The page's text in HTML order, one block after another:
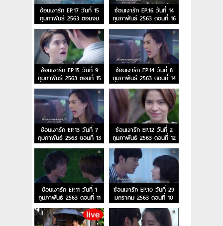
ซ่อนเงารัก EP.17 วันที่ 15
กุมภาพันธ์ 2563 ตอนจบ
ซ่อนเงารัก EP.16 วันที่ 14
กุมภาพันธ์ 2563 ตอนที่ 16
ซ่อนเงารัก EP.15 วันที่ 9
กุมภาพันธ์ 2563 ตอนที่ 15
ซ่อนเงารัก EP.14 วันที่ 8
กุมภาพันธ์ 2563 ตอนที่ 14
ซ่อนเงารัก EP.13 วันที่ 7
กุมภาพันธ์ 2563 ตอนที่ 13
ซ่อนเงารัก EP.12 วันที่ 2
กุมภาพันธ์ 2563 ตอนที่ 12
ซ่อนเงารัก EP.11 วันที่ 1
กุมภาพันธ์ 2563 ตอนที่ 11
ซ่อนเงารัก EP.10 วันที่ 29
มกราคม 2563 ตอนที่ 10